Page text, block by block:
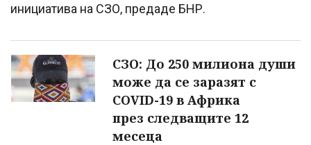
инициатива на СЗО, предаде БНР.
СЗО: До 250 милиона души
може да се заразят с
COVID-19 в Африка
през следващите 12
месеца